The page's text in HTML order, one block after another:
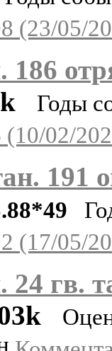
(23/05/
Годы
02/
191
(17/05/
24 гв.